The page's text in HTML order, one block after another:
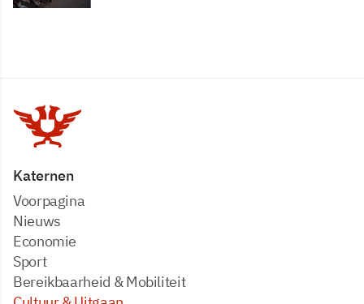
Katernen
Voorpagina
Nieuws
Economie
Sport
Bereikbaarheid & Mobiliteit